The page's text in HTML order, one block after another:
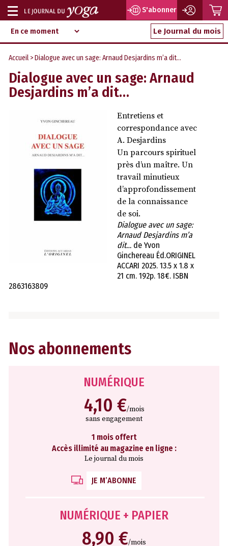
Aller
au
contenu
d‘information
indépendant
Afficher
ou
masquer
la
navigation
S'abonner
Le Journal du mois
Accueil > Dialogue avec un sage: Arnaud Desjardins m’a dit…
Dialogue avec un sage: Arnaud
Desjardins m’a dit…
Entretiens et
correspondance avec
A. Desjardins
Un parcours spirituel
près d’un maître. Un
travail minutieux
d’approfondissement
de la connaissance
de soi.
Dialogue avec un sage:
Arnaud Desjardins m’a
dit… de Yvon
Ginchereau Éd.ORIGINEL
ACCARI 2025. 13.5 x 1.8 x
21 cm. 192p. 18€. ISBN
2863163809
Nos abonnements
NUMÉRIQUE
4,10 €/mois
sans engagement
1 mois offert
Accès illimité au magazine en ligne :
Le journal du mois
JE M’ABONNE
NUMÉRIQUE + PAPIER
8,90 €/mois